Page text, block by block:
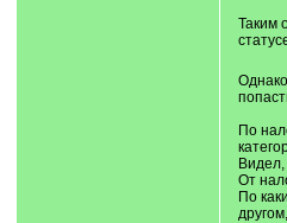
Таким
По
От
По